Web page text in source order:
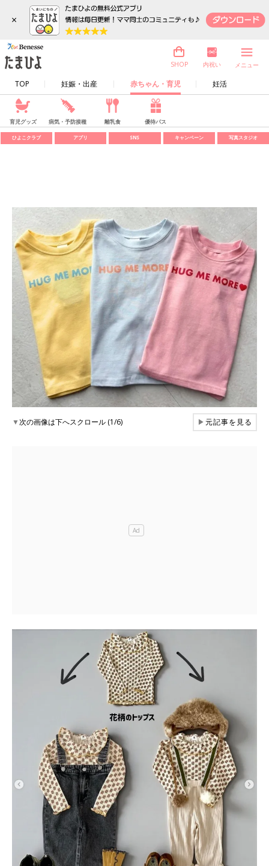
×
TOP 妊娠・出産 赤ちゃん・育児 妊活
SHOP 内祝い メニュー
育児グッズ 病気・予防接種 離乳食 優待パス
ひよこクラブ アプリ SNS キャンペーン 写真スタジオ
▼次の画像は下へスクロール (1/6) ▶元記事を見る